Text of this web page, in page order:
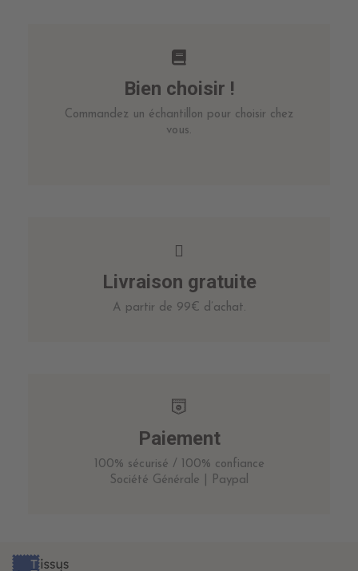
Bien choisir !
Commandez un échantillon pour choisir chez
vous.
Livraison gratuite
A partir de 99€ d’achat.
Paiement
100% sécurisé / 100% confiance
Société Générale | Paypal